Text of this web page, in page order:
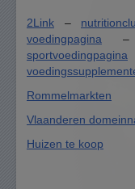
2Link –
voedingpagina
sportvoedingpagina
Rommelmarkten
Vlaanderen
Huizen te koop